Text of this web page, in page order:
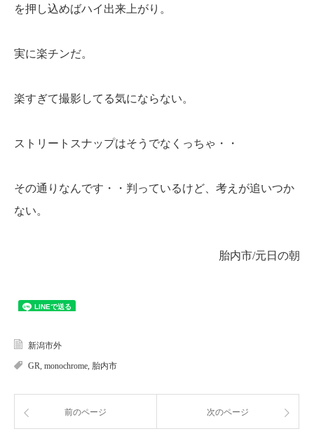
を押し込めばハイ出来上がり。
実に楽チンだ。
楽すぎて撮影してる気にならない。
ストリートスナップはそうでなくっちゃ・・
その通りなんです・・判っているけど、考えが追いつか
ない。
胎内市/元日の朝
新潟市外
GR, monochrome, 胎内市
前のページ 次のページ